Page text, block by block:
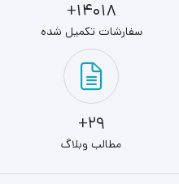
500 مگابایت بر ثانیه می‌رسد. پس اگر به
اطلاعات ارزشمند خود
هستید، حافظه اس اس دی کروشیال مدل SSD CRUCIAL
14018+
سفارشات تکمیل شده
29+
مطالب وبلاگ